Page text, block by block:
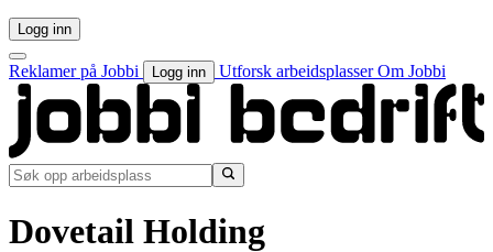
Logg inn
Reklamer på Jobbi Logg inn Utforsk arbeidsplasserOm Jobbi
Dovetail Holding